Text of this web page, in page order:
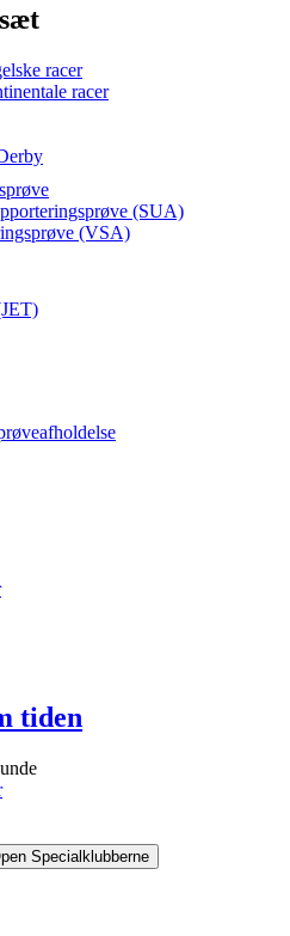
racer
racer
(SUA)
(VSA)
tiden
Specialklubberne